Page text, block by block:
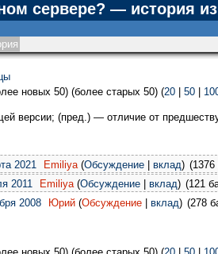
сервере? — история
новых 50) (более старых 50) (20 50
версии; (пред.) — отличие от
2021 Emiliya(Обсуждение| вклад) (1376
2011 Emiliya(Обсуждение| вклад) (121
2008 Юрий(Обсуждение| вклад) (278